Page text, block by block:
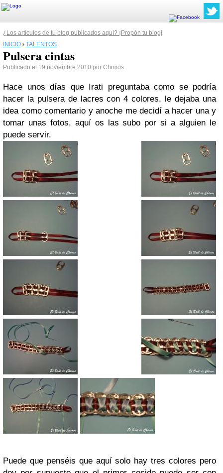
¿Los artículos de tu blog publicados aquí? ¡Propón tu blog!
INICIO › TALENTOS
Pulsera cintas
Publicado el 19 noviembre 2010 por Chimos
Hace unos días que Irati preguntaba como se podría
hacer la pulsera de lacres con 4 colores, le dejaba una
idea como comentario y anoche me decidí a hacer una y
tomar unas fotos, aquí os las subo por si a alguien le
puede servir.
Puede que penséis que aquí solo hay tres colores pero